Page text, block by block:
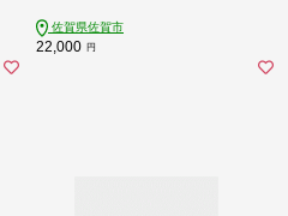
佐賀県佐賀市
22,000 円